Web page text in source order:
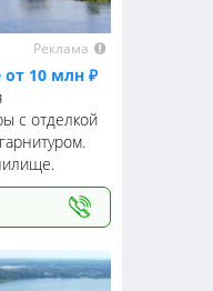
Реклама
от 10 млн ₽
с отделкой